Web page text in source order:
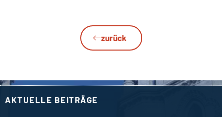
zurück
AKTUELLE BEITRÄGE